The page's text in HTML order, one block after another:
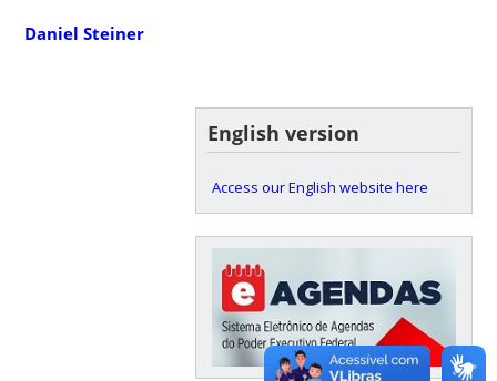
Daniel Steiner
English version
Access our English website here